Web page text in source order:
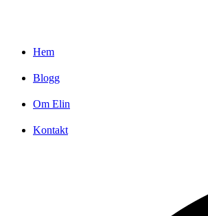
Hem
Blogg
Om Elin
Kontakt